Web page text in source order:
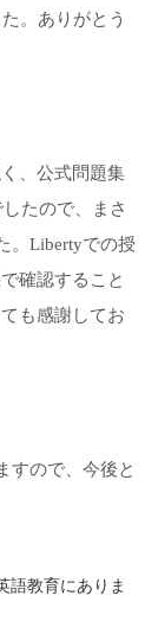
。ありがとう
、公式問題集
たので、まさ
。Libertyでの授
確認すること
も感謝してお
すので、今後と
語教育にありま